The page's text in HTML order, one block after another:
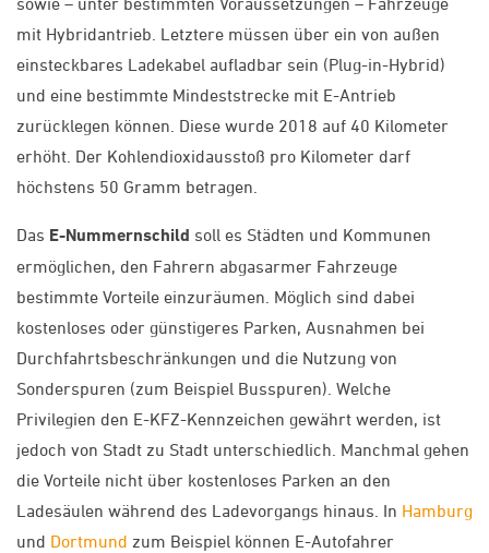
mit Hybridantrieb. Letztere müssen über ein von außen
einsteckbares Ladekabel aufladbar sein (Plug-in-Hybrid)
und eine bestimmte Mindeststrecke mit E-Antrieb
zurücklegen können. Diese wurde 2018 auf 40 Kilometer
erhöht. Der Kohlendioxidausstoß pro Kilometer darf
höchstens 50 Gramm betragen.
Das E-Nummernschild soll es Städten und Kommunen
ermöglichen, den Fahrern abgasarmer Fahrzeuge
bestimmte Vorteile einzuräumen. Möglich sind dabei
kostenloses oder günstigeres Parken, Ausnahmen bei
Durchfahrtsbeschränkungen und die Nutzung von
Sonderspuren (zum Beispiel Busspuren). Welche
Privilegien den E-KFZ-Kennzeichen gewährt werden, ist
jedoch von Stadt zu Stadt unterschiedlich. Manchmal gehen
die Vorteile nicht über kostenloses Parken an den
Ladesäulen während des Ladevorgangs hinaus. In Hamburg
und Dortmund zum Beispiel können E-Autofahrer